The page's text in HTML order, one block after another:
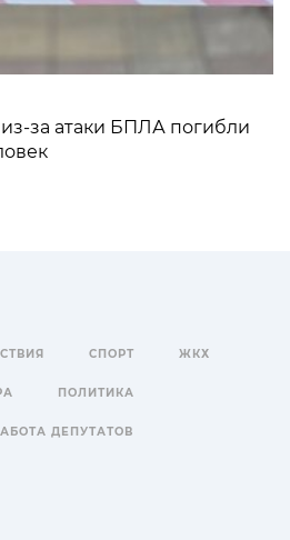
за атаки БПЛА погибли
СПОРТ ЖКХ
ПОЛИТИКА
ДЕПУТАТОВ